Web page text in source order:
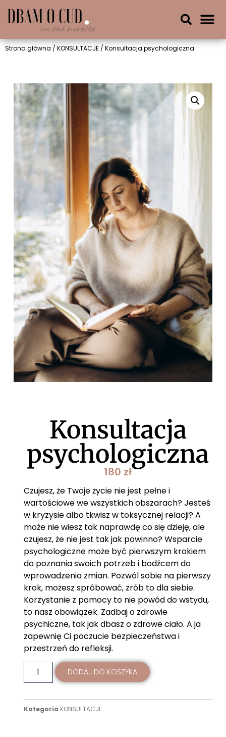
Strona główna / KONSULTACJE / Konsultacja psychologiczna
Konsultacja
psychologiczna
180 zł
Czujesz, że Twoje życie nie jest pełne i
wartościowe we wszystkich obszarach? Jesteś
w kryzysie albo tkwisz w toksycznej relacji? A
może nie wiesz tak naprawdę co się dzieję, ale
czujesz, że nie jest tak jak powinno? Wsparcie
psychologiczne może być pierwszym krokiem
do poznania swoich potrzeb i bodźcem do
wprowadzenia zmian. Pozwól sobie na pierwszy
krok, możesz spróbować, zrób to dla siebie.
Korzystanie z pomocy to nie powód do wstydu,
to nasz obowiązek. Zadbaj o zdrowie
psychiczne, tak jak dbasz o zdrowe ciało. A ja
zapewnię Ci poczucie bezpieczeństwa i
przestrzeń do refleksji.
DODAJ DO KOSZYKA
Kategoria KONSULTACJE